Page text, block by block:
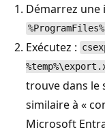
Démarrez une
Exécutez :
trouve dans le
similaire à «
Microsoft